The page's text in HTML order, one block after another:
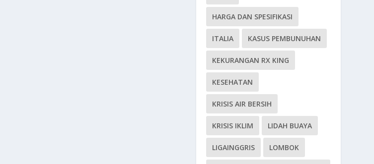
HARGA DAN SPESIFIKASI
ITALIA KASUS PEMBUNUHAN
KEKURANGAN RX KING
KESEHATAN
KRISIS AIR BERSIH
KRISIS IKLIM LIDAH BUAYA
LIGAINGGRIS LOMBOK